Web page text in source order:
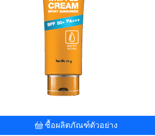
ซื้อผลิตภัณฑ์ตัวอย่าง